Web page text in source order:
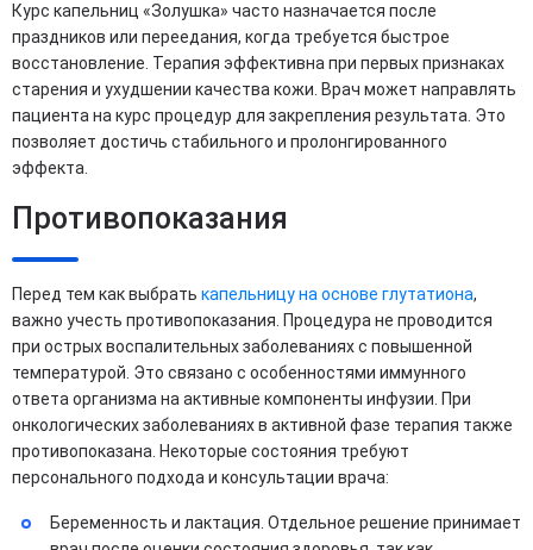
Курс капельниц «Золушка» часто назначается после
праздников или переедания, когда требуется быстрое
восстановление. Терапия эффективна при первых признаках
старения и ухудшении качества кожи. Врач может направлять
пациента на курс процедур для закрепления результата. Это
позволяет достичь стабильного и пролонгированного
эффекта.
Противопоказания
Перед тем как выбрать капельницу на основе глутатиона,
важно учесть противопоказания. Процедура не проводится
при острых воспалительных заболеваниях с повышенной
температурой. Это связано с особенностями иммунного
ответа организма на активные компоненты инфузии. При
онкологических заболеваниях в активной фазе терапия также
противопоказана. Некоторые состояния требуют
персонального подхода и консультации врача:
Беременность и лактация. Отдельное решение принимает